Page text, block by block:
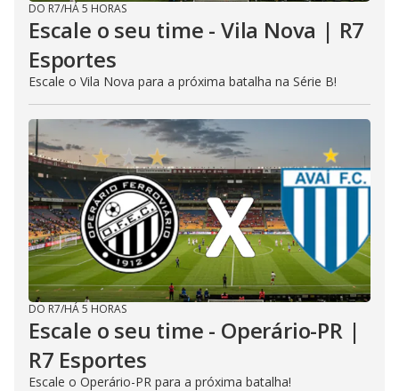
DO R7/HÁ 5 HORAS
Escale o seu time - Vila Nova | R7
Esportes
Escale o Vila Nova para a próxima batalha na Série B!
DO R7/HÁ 5 HORAS
Escale o seu time - Operário-PR |
R7 Esportes
Escale o Operário-PR para a próxima batalha!